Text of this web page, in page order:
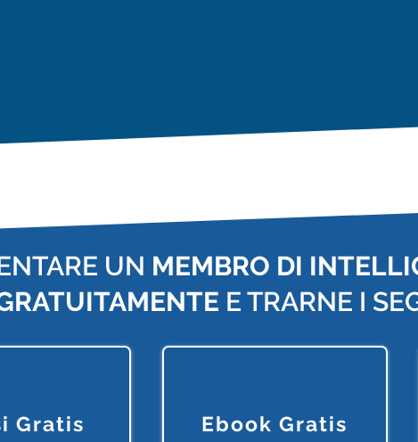
UN MEMBRO DI
E TRARNE I
Gratis Ebook Gratis